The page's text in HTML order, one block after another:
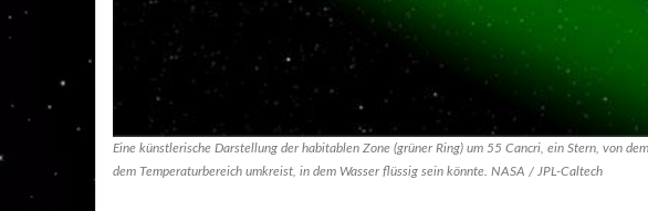
Eine künstlerische Darstellung der habitablen Zone (grüner Ring) um 55 Cancri, ein Stern, von
dem Temperaturbereich umkreist, in dem Wasser flüssig sein könnte. NASA / JPL-Caltech